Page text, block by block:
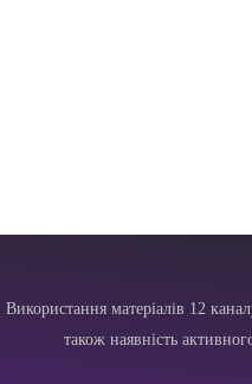
матеріалів 12
також наявність